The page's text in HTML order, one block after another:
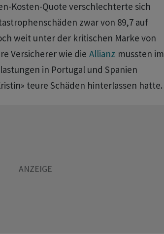
Kosten-Quote verschlechterte sich
zwar von 89,7 auf
weit unter der kritischen Marke von
Versicherer wie die Allianz mussten im
in Portugal und Spanien
teure Schäden hinterlassen hatte.